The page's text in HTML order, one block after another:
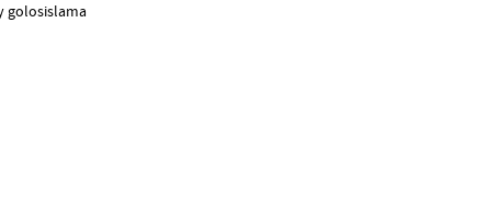
golosislama